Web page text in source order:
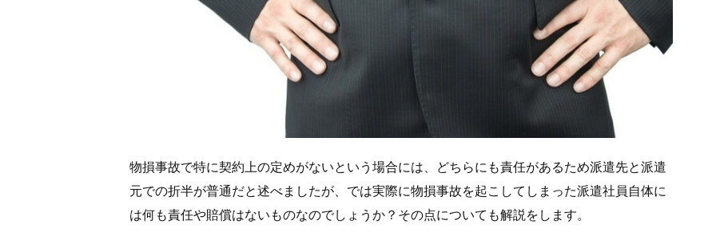
物損事故で特に契約上の定めがないという場合には、どちらにも責任があるため派遣先と派遣
元での折半が普通だと述べましたが、では実際に物損事故を起こしてしまった派遣社員自体に
は何も責任や賠償はないものなのでしょうか？その点についても解説をします。